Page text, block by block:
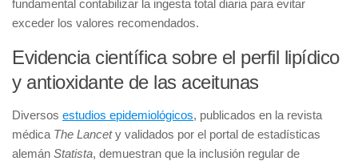
fundamental contabilizar la ingesta total diaria para evitar
exceder los valores recomendados.
Evidencia científica sobre el perfil lipídico
y antioxidante de las aceitunas
Diversos estudios epidemiológicos, publicados en la revista
médica The Lancety validados por el portal de estadísticas
alemán Statista, demuestran que la inclusión regular de